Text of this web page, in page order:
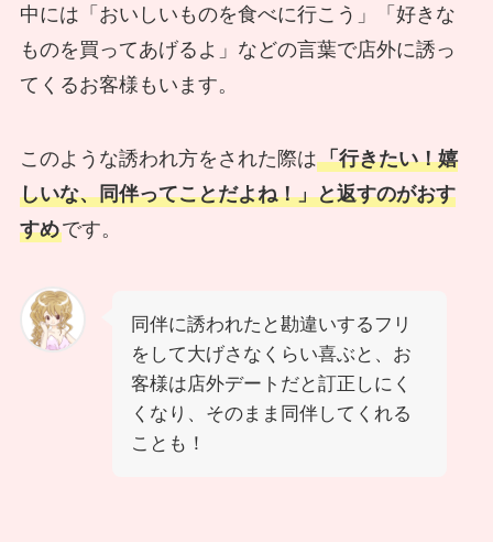
中には「おいしいものを食べに行こう」「好きな
ものを買ってあげるよ」などの言葉で店外に誘っ
てくるお客様もいます。
このような誘われ方をされた際は「行きたい！嬉
しいな、同伴ってことだよね！」と返すのがおす
すめです。
同伴に誘われたと勘違いするフリ
をして大げさなくらい喜ぶと、お
客様は店外デートだと訂正しにく
くなり、そのまま同伴してくれる
ことも！